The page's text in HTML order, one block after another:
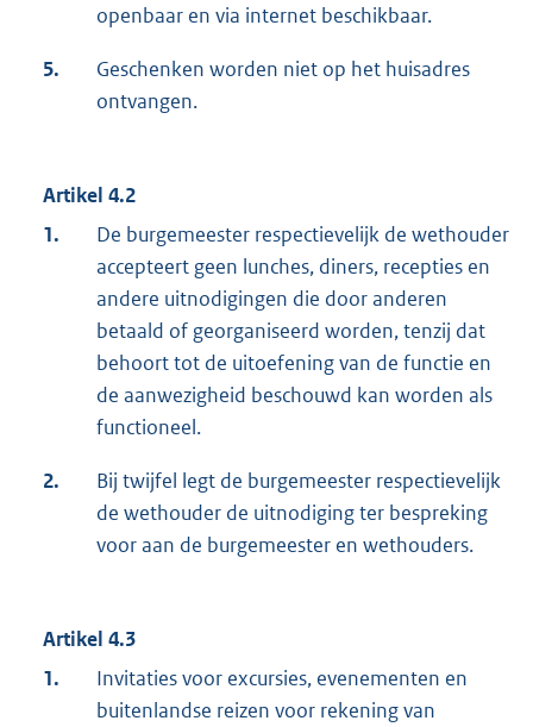
openbaar en via internet beschikbaar.
5.
Geschenken worden niet op het huisadres
ontvangen.
Artikel 4.2
1.
De burgemeester respectievelijk de wethouder
accepteert geen lunches, diners, recepties en
andere uitnodigingen die door anderen
betaald of georganiseerd worden, tenzij dat
behoort tot de uitoefening van de functie en
de aanwezigheid beschouwd kan worden als
functioneel.
2.
Bij twijfel legt de burgemeester respectievelijk
de wethouder de uitnodiging ter bespreking
voor aan de burgemeester en wethouders.
Artikel 4.3
1.
Invitaties voor excursies, evenementen en
buitenlandse reizen voor rekening van